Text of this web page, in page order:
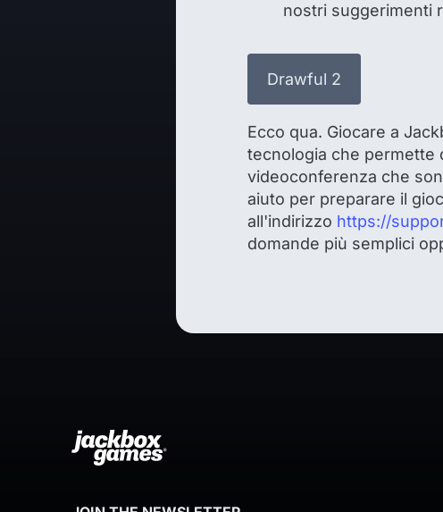
nostri suggerimenti
Drawful 2
Ecco qua. Giocare a
tecnologia che permette
videoconferenza che
aiuto per preparare il
all'indirizzo https://
domande più semplici